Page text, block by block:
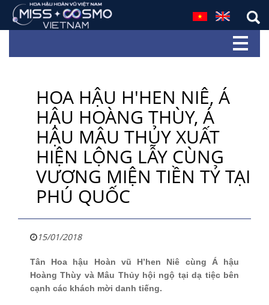
HOA HẬU H'HEN NIÊ, Á
HẬU HOÀNG THÙY, Á
HẬU MÂU THỦY XUẤT
HIỆN LỘNG LẪY CÙNG
VƯƠNG MIỆN TIỀN TỶ TẠI
PHÚ QUỐC
15/01/2018
Tân Hoa hậu Hoàn vũ H’hen Niê cùng Á hậu
Hoàng Thùy và Mâu Thủy hội ngộ tại dạ tiệc bên
cạnh các khách mời danh tiếng.